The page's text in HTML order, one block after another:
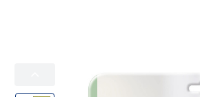
Zabezpieczanie mienia